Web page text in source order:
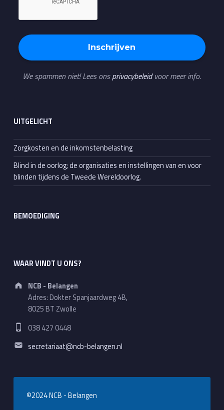
We spammen niet! Lees onsprivacybeleidvoor meer info.
UITGELICHT
Zorgkosten en de inkomstenbelasting
Blind in de oorlog; de organisaties en instellingen van en voor
blinden tijdens de Tweede Wereldoorlog.
BEMOEDIGING
WAAR VINDT U ONS?
Address:
NCB - Belangen
Adres: Dokter Spanjaardweg 4B,
8025 BT Zwolle
Phone number:
038 427 0448
Email address:
secretariaat@ncb-belangen.nl
©2024 NCB - Belangen